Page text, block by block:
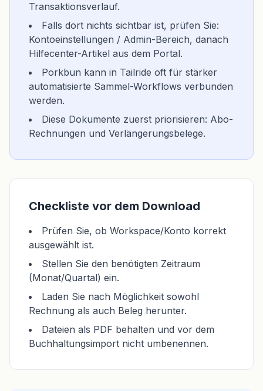
Transaktionsverlauf.
Falls dort nichts sichtbar ist, prüfen Sie:
Kontoeinstellungen / Admin-Bereich, danach
Hilfecenter-Artikel aus dem Portal.
Porkbun kann in Tailride oft für stärker
automatisierte Sammel-Workflows verbunden
werden.
Diese Dokumente zuerst priorisieren: Abo-
Rechnungen und Verlängerungsbelege.
Checkliste vor dem Download
Prüfen Sie, ob Workspace/Konto korrekt
ausgewählt ist.
Stellen Sie den benötigten Zeitraum
(Monat/Quartal) ein.
Laden Sie nach Möglichkeit sowohl
Rechnung als auch Beleg herunter.
Dateien als PDF behalten und vor dem
Buchhaltungsimport nicht umbenennen.